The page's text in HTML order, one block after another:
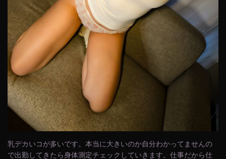
乳デカいコが多いです。本当に大きいのか自分わかってませんの
で出勤してきたら身体測定チェックしていきます。仕事だから仕